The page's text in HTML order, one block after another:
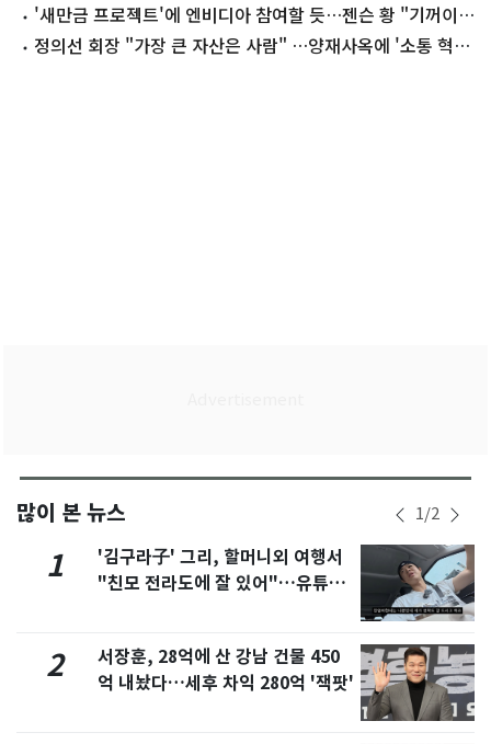
전한다
'새만금 프로젝트'에 엔비디아 참여할 듯…젠슨 황 "기꺼이"
(종합)
정의선 회장 "가장 큰 자산은 사람" …양재사옥에 '소통 혁
많이 본 뉴스 1/2
1
'김구라子' 그리, 할머니외 여행서
"친모 전라도에 잘 있어"…유튜브
2
서장훈, 28억에 산 강남 건물 450
억 내놨다…세후 차익 280억 '잭팟'